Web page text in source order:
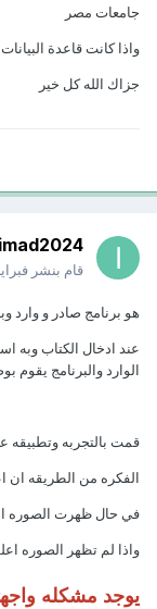
جامعات مصر
واذا كانت قاعدة
جزاك الله كل خير
imad2024
قام بنشر فبراير 18,
هو برنامج صادر و وارد
عند ادخال الكتاب وبه
الوارد والبرنامج
قمت بالتجربه وتطبيقه
الفكره من الطريقه ان
في حال ظهرت الصوره
واذا لم تظهر الصوره
يوجد مشكله